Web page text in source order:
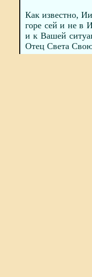
Как известно,
горе сей и не в
и к Вашей
Отец Света